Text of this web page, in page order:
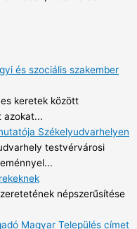
és szociális szakember
keretek között
azokat...
Székelyudvarhelyen
testvérvárosi
népszerűsítése
Magyar Település címet